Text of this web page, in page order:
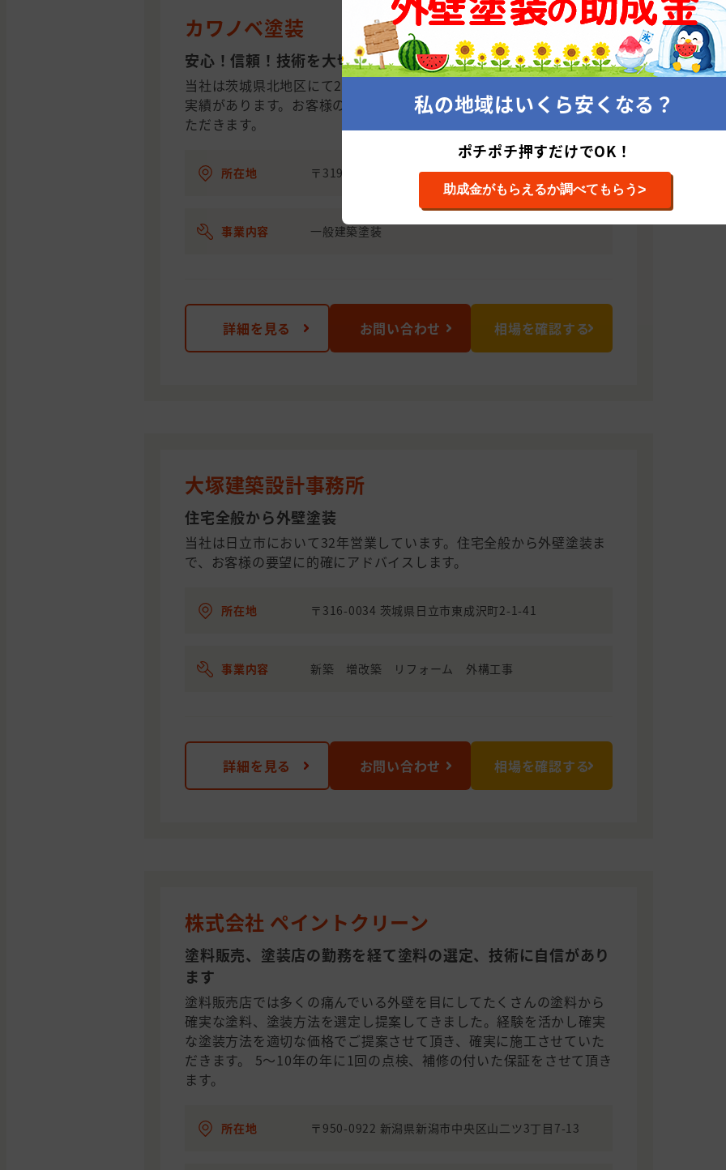
カワノベ塗装
安心！信頼！技術を大切にするあなたの町の塗装店
当社は茨城県北地区にて26年営業しております。 豊かな経験、確かな
実績があります。お客様のニーズにお応えすべく精一杯頑張らせてい
ただきます。
所在地 〒319-1544 茨城県北茨城市磯原町上相田839-50
事業内容 一般建築塗装
詳細を見る お問い合わせ 相場を確認する
大塚建築設計事務所
住宅全般から外壁塗装
当社は日立市において32年営業しています。住宅全般から外壁塗装ま
で、お客様の要望に的確にアドバイスします。
所在地 〒316-0034 茨城県日立市東成沢町2-1-41
事業内容 新築 増改築 リフォーム 外構工事
詳細を見る お問い合わせ 相場を確認する
株式会社 ペイントクリーン
塗料販売、塗装店の勤務を経て塗料の選定、技術に自信があり
ます
塗料販売店では多くの痛んでいる外壁を目にしてたくさんの塗料から
確実な塗料、塗装方法を選定し提案してきました。経験を活かし確実
な塗装方法を適切な価格でご提案させて頂き、確実に施工させていた
だきます。 5～10年の年に1回の点検、補修の付いた保証をさせて頂き
ます。
所在地 〒950-0922 新潟県新潟市中央区山二ツ3丁目7-13
私の地域はいくら安くなる？
ポチポチ押すだけでOK！
助成金がもらえるか調べてもらう>